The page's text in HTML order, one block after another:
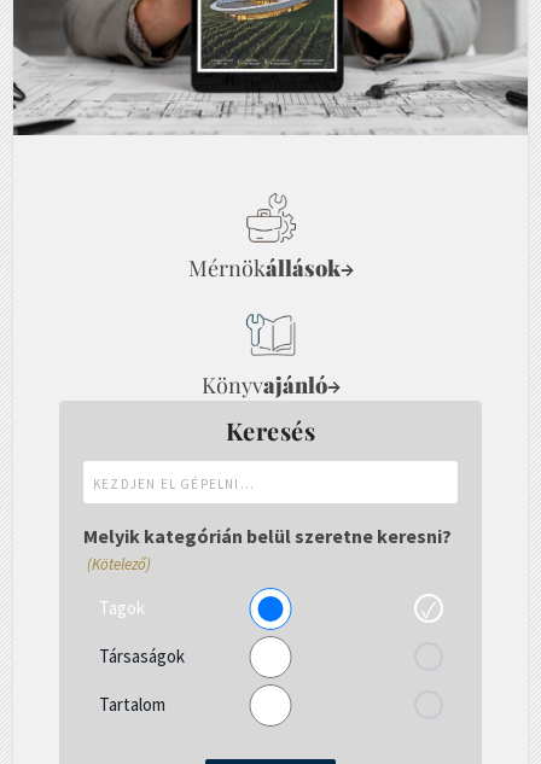
Mérnökállások→
Könyvajánló→
Keresés
el
gépelni...
Melyik kategórián belül szeretne keresni?
(Kötelező)
Tagok
Társaságok
Tartalom